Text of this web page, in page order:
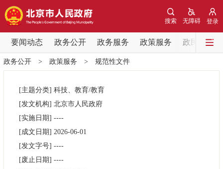
登录
无障碍
搜索
要闻动态 政务公开 政务服务 政策服务 政民互动
要闻动态
党中央精神 国务院信息
北京要闻 会议信息
政务公开
政务公开> 政策服务 > 规范性文件
[主题分类] 科技、教育/教育
[发文机构] 北京市人民政府
[实施日期] ----
[成文日期] 2026-06-01
[发文字号] ----
[废止日期] ----